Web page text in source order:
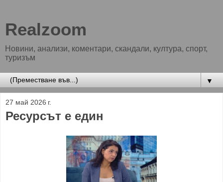
Realzoom
Новини, анализи, коментари, скандали, култура, спорт,
туризъм
▼
27 май 2026 г.
Ресурсът е един